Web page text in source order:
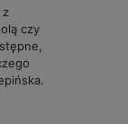
czy